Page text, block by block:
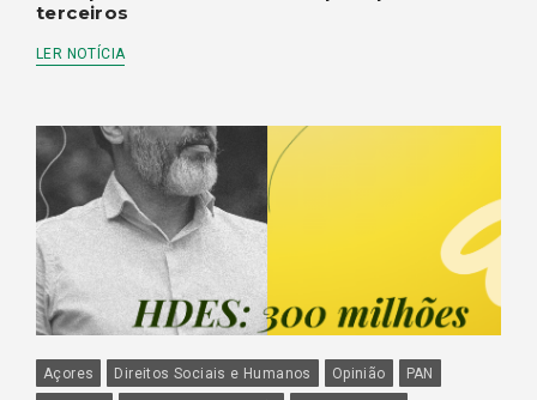
terceiros
LER NOTÍCIA
Açores Direitos Sociais e Humanos Opinião
PAN